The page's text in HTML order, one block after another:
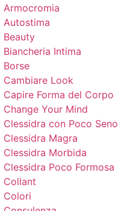
Armocromia
Autostima
Beauty
Biancheria Intima
Borse
Cambiare Look
Capire Forma del Corpo
Change Your Mind
Clessidra con Poco Seno
Clessidra Magra
Clessidra Morbida
Clessidra Poco Formosa
Collant
Colori